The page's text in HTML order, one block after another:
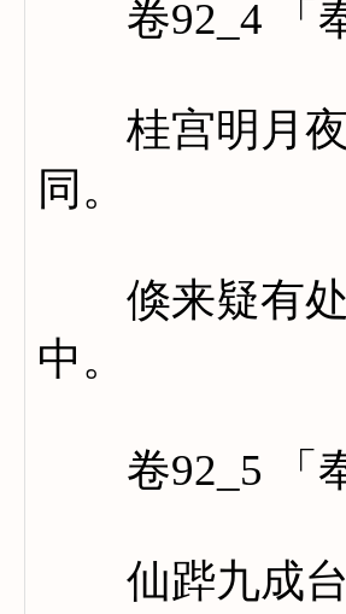
卷92_4 「奉
桂宫明月夜
同。
倏来疑有处
中。
卷92_5 「奉
仙跸九成台